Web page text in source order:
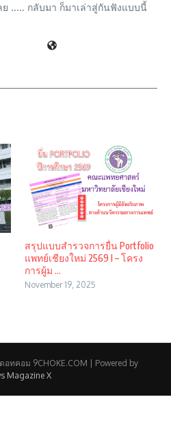
ย ..... กลับมา ก็มาเล่าสู่กันฟังแบบนี้
สรุปแบบสำรวจการยื่น Portfolio
แพทย์เชียงใหม่ 2569 I – โครง
การผู้ม ...
November 19, 2025
ทคอม 9CHOKE.COM | Powered by
Magazine X